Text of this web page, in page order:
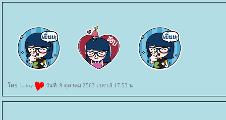
ดย: katoy วันที่: 9 ตุลาคม 2563 เวลา:8:17:53 น.